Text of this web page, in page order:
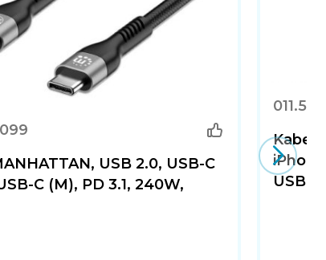
USB 2.0, USB-C
C (M), PD 3.1, 240W,
Kabel
USB-C